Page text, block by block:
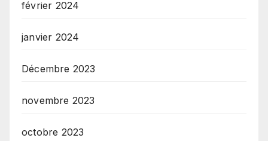
février 2024
janvier 2024
Décembre 2023
novembre 2023
octobre 2023